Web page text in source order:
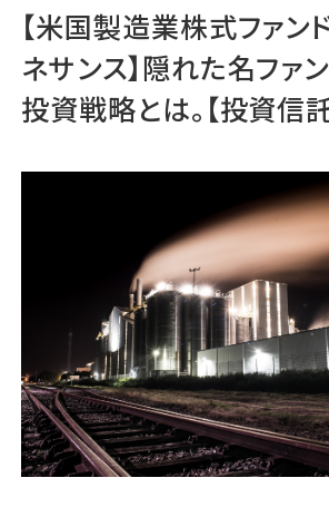
無料講座
コラム
利用者の声
運営会社
ファミリーオフィスとは
関連書籍
メールマガジン登録
よくある質問
【米国製造業株式ファン
ネサンス】隠れた名ファ
投資戦略とは。【投資信